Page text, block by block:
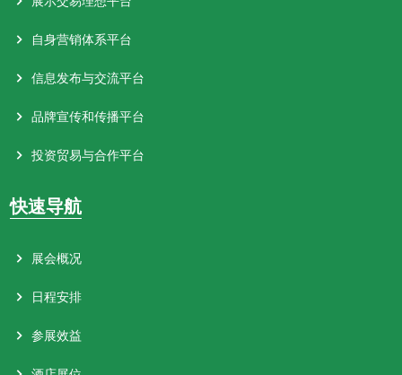
自身营销体系平台
信息发布与交流平台
品牌宣传和传播平台
投资贸易与合作平台
快速导航
展会概况
日程安排
参展效益